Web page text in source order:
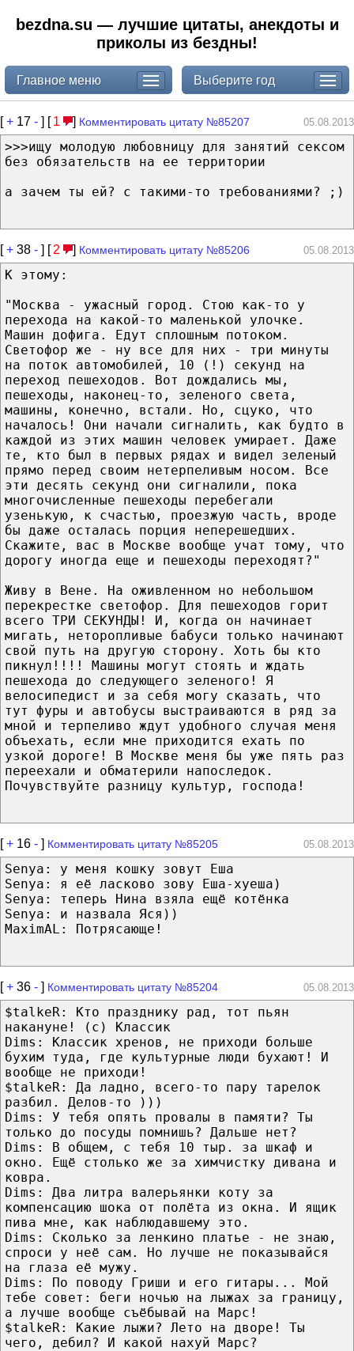
bezdna.su — лучшие цитаты, анекдоты и
приколы из бездны!
Главное меню Выберите год
[+ 17 - ] [ 1 ] Комментировать цитату №85207 05.08.2013
>>>ищу молодую любовницу для занятий сексом
без обязательств на ее территории
а зачем ты ей? с такими-то требованиями? ;)
[+ 38 - ] [ 2 ] Комментировать цитату №85206 05.08.2013
К этому:
"Москва - ужасный город. Стою как-то у
перехода на какой-то маленькой улочке.
Машин дофига. Едут сплошным потоком.
Светофор же - ну все для них - три минуты
на поток автомобилей, 10 (!) секунд на
переход пешеходов. Вот дождались мы,
пешеходы, наконец-то, зеленого света,
машины, конечно, встали. Но, сцуко, что
началось! Они начали сигналить, как будто в
каждой из этих машин человек умирает. Даже
те, кто был в первых рядах и видел зеленый
прямо перед своим нетерпеливым носом. Все
эти десять секунд они сигналили, пока
многочисленные пешеходы перебегали
узенькую, к счастью, проезжую часть, вроде
бы даже осталась порция неперешедших.
Скажите, вас в Москве вообще учат тому, что
дорогу иногда еще и пешеходы переходят?"
Живу в Вене. На оживленном но небольшом
перекрестке светофор. Для пешеходов горит
всего ТРИ СЕКУНДЫ! И, когда он начинает
мигать, неторопливые бабуси только начинают
свой путь на другую сторону. Хоть бы кто
пикнул!!!! Машины могут стоять и ждать
пешехода до следующего зеленого! Я
велосипедист и за себя могу сказать, что
тут фуры и автобусы выстраиваются в ряд за
мной и терпеливо ждут удобного случая меня
объехать, если мне приходится ехать по
узкой дороге! В Москве меня бы уже пять раз
переехали и обматерили напоследок.
Почувствуйте разницу культур, господа!
[+ 16 - ] Комментировать цитату №85205 05.08.2013
Senya: у меня кошку зовут Еша
Senya: я её ласково зову Еша-хуеша)
Senya: теперь Нина взяла ещё котёнка
Senya: и назвала Яся))
MaximAL: Потрясающе!
[+ 36 - ] Комментировать цитату №85204 05.08.2013
$talkeR: Кто празднику рад, тот пьян
накануне! (с) Классик
Dims: Классик хренов, не приходи больше
бухим туда, где культурные люди бухают! И
вообще не приходи!
$talkeR: Да ладно, всего-то пару тарелок
разбил. Делов-то )))
Dims: У тебя опять провалы в памяти? Ты
только до посуды помнишь? Дальше нет?
Dims: В общем, с тебя 10 тыр. за шкаф и
окно. Ещё столько же за химчистку дивана и
ковра.
Dims: Два литра валерьянки коту за
компенсацию шока от полёта из окна. И ящик
пива мне, как наблюдавшему это.
Dims: Сколько за ленкино платье - не знаю,
спроси у неё сам. Но лучше не показывайся
на глаза её мужу.
Dims: По поводу Гриши и его гитары... Мой
тебе совет: беги ночью на лыжах за границу,
а лучше вообще съёбывай на Марс!
$talkeR: Какие лыжи? Лето на дворе! Ты
чего, дебил? И какой нахуй Марс?